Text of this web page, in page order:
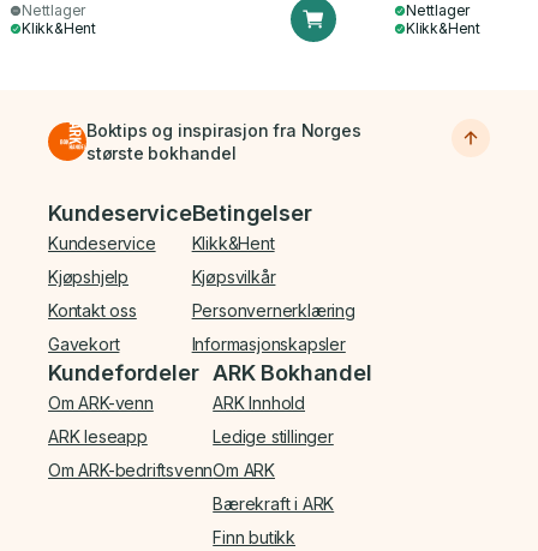
Nettlager
Klikk&Hent
Nettlager
Klikk&Hent
Boktips og inspirasjon fra Norges
største bokhandel
Bunnmeny
Kundeservice
Kundeservice
Kjøpshjelp
Kontakt oss
Gavekort
Betingelser
Klikk&Hent
Kjøpsvilkår
Personvernerklæring
Informasjonskapsler
Kundefordeler
Om ARK-venn
ARK leseapp
Om ARK-bedriftsvenn
ARK Bokhandel
ARK Innhold
Ledige stillinger
Om ARK
Bærekraft i ARK
Finn butikk